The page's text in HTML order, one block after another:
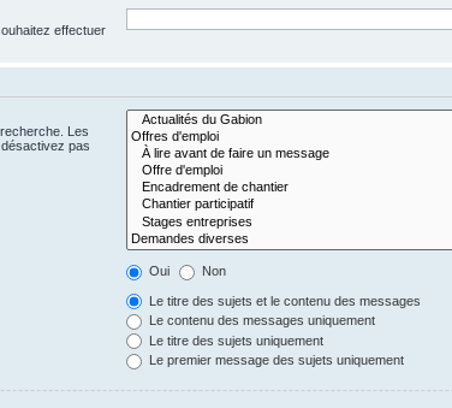
effectuer
Les
pas
Oui Non
Le titre des sujets et le contenu des messages
Le contenu des messages uniquement
Le titre des sujets uniquement
Le premier message des sujets uniquement